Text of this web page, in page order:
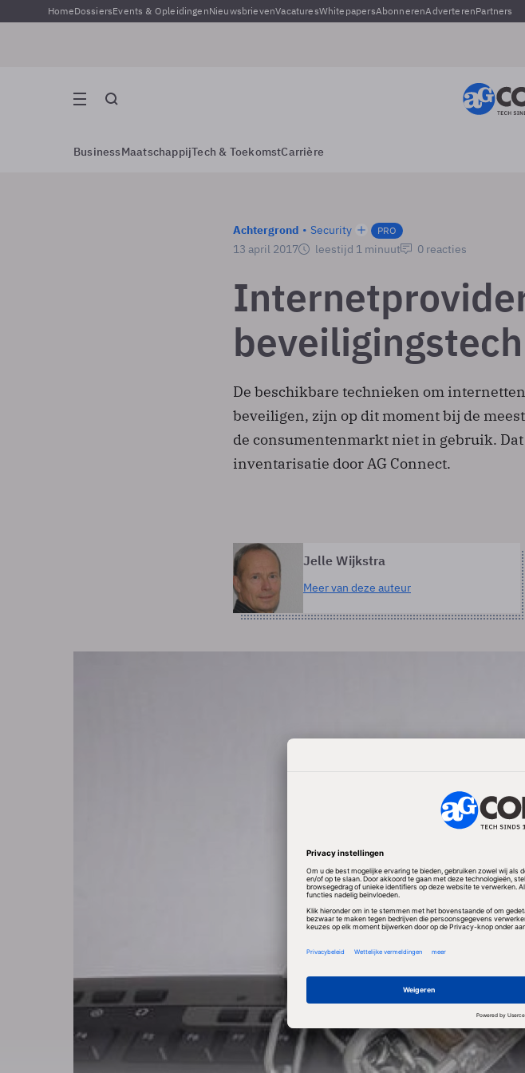
HomeDossiersEvents & OpleidingenNieuwsbrievenVacaturesWhitepapersAbonnerenAdverterenPartners
BusinessMaatschappijTech & ToekomstCarrière
Achtergrond Security PRO
13 april 2017 leestijd 1 minuut 0 reacties
De beschikbare technieken om
beveiligen, zijn op dit moment bij de
de consumentenmarkt niet in gebruik.
inventarisatie door AG Connect.
Jelle Wijkstra
Meer van deze auteur